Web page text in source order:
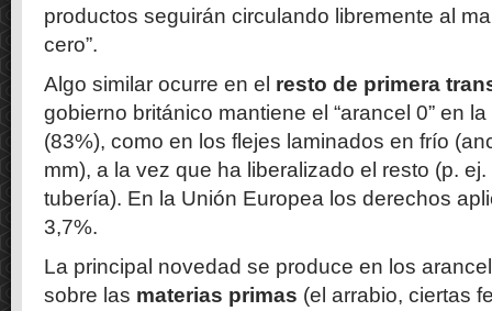
productos seguirán circulando libremente al
cero”.
Algo similar ocurre en el resto de primera
gobierno británico mantiene el “arancel 0” en
(83%), como en los flejes laminados en frío
mm), a la vez que ha liberalizado el resto (p.
tubería). En la Unión Europea los derechos
3,7%.
La principal novedad se produce en los
sobre las materias primas (el arrabio, ciertas